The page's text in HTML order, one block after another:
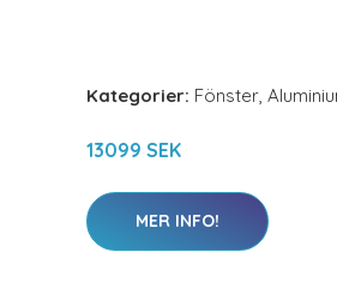
Kategorier: Fönster,
13099 SEK
MER INFO!